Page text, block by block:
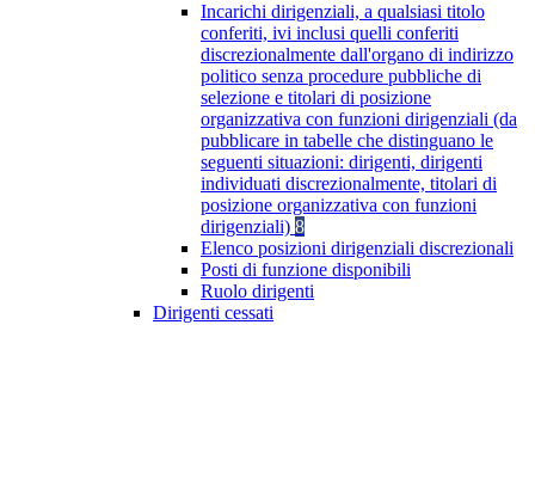
Incarichi dirigenziali, a qualsiasi titolo
conferiti, ivi inclusi quelli conferiti
discrezionalmente dall'organo di indirizzo
politico senza procedure pubbliche di
selezione e titolari di posizione
organizzativa con funzioni dirigenziali (da
pubblicare in tabelle che distinguano le
seguenti situazioni: dirigenti, dirigenti
individuati discrezionalmente, titolari di
posizione organizzativa con funzioni
dirigenziali) 8
Elenco posizioni dirigenziali discrezionali
Posti di funzione disponibili
Ruolo dirigenti
Dirigenti cessati